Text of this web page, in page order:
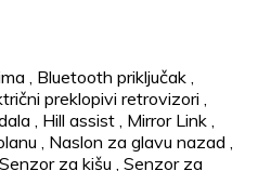
, Bluetooth priključak ,
preklopivi retrovizori ,
, Hill assist , Mirror Link ,
, Naslon za glavu nazad ,
Senzor za kišu , Senzor za